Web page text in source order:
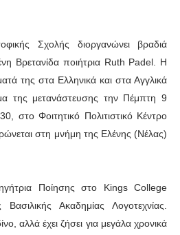
Σχολής διοργανώνει βραδιά
Βρετανίδα ποιήτρια Ruth Padel. Η
της στα Ελληνικά και στα Αγγλικά
της μετανάστευσης την Πέμπτη 9
στο Φοιτητικό Πολιτιστικό Κέντρο
στη μνήμη της Ελένης (Νέλας)
Ποίησης στο Kings College
Ακαδημίας Λογοτεχνίας.
αλλά έχει ζήσει για μεγάλα χρονικά